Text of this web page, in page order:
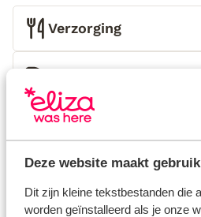
Deze website maakt
Dit zijn kleine tekstbestanden die
worden geïnstalleerd als je onze
Verzorging
Wat gasten vinden
Dit zijn 100% echte
jou voorgingen.
Meer over
9.2 Fantastisch
14 ervaringen